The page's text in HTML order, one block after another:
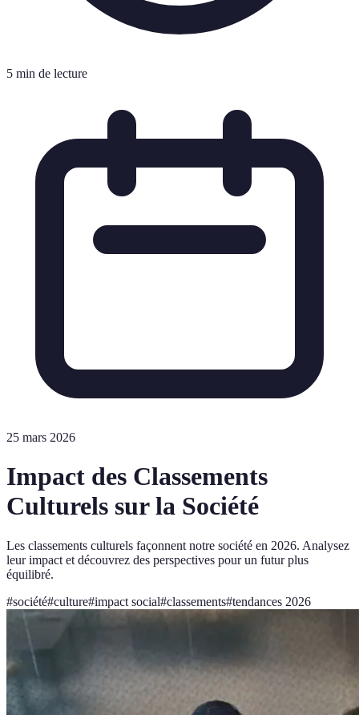
5 min de lecture
25 mars 2026
Impact des Classements
Culturels sur la Société
Les classements culturels façonnent notre société en 2026. Analysez
leur impact et découvrez des perspectives pour un futur plus
équilibré.
#société#culture#impact social#classements#tendances 2026